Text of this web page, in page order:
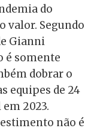
do
valor. Segundo
Gianni
é somente
dobrar o
equipes de 24
2023.
não é